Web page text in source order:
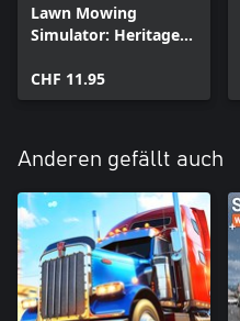
Lawn Mowing
Simulator: Heritage
CHF 11.95
Anderen gefällt auch